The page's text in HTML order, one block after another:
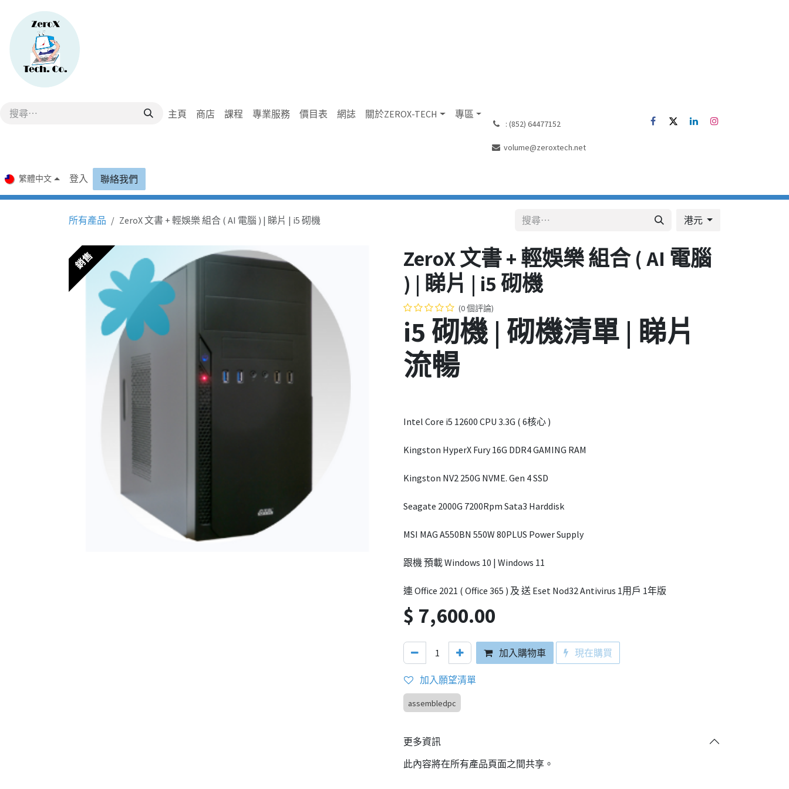
主頁 商店 課程 專業服務 價目表 網誌 關於ZEROX-TECH 專區
͏ : (852) 64477152
volume@zeroxtech.net
繁體中文 登入 聯絡我們
所有產品 ZeroX 文書 + 輕娛樂 組合 ( AI 電腦 ) | 睇片 | i5 砌機 港元
銷售
ZeroX 文書 + 輕娛樂 組合 ( AI 電腦
) | 睇片 | i5 砌機
(0 個評論)
i5 砌機 | 砌機清單 | 睇片
流暢
Intel Core i5 12600 CPU 3.3G ( 6核心 )
Kingston HyperX Fury 16G DDR4 GAMING RAM
Kingston NV2 250G NVME. Gen 4 SSD
Seagate 2000G 7200Rpm Sata3 Harddisk
MSI MAG A550BN 550W 80PLUS Power Supply
跟機 預載 Windows 10 | Windows 11
連 Office 2021 ( Office 365 ) 及 送 Eset Nod32 Antivirus 1用戶 1年版
$ 7,600.00
加入購物車 現在購買
加入願望清單
assembledpc
更多資訊
此內容將在所有產品頁面之間共享。